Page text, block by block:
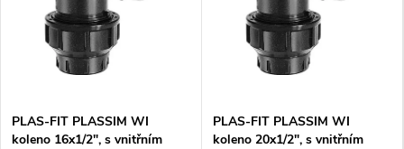
PLAS-FIT PLASSIM WI
koleno 16x1/2", s vnitřním
PLAS-FIT PLASSIM WI
koleno 20x1/2", s vnitřním